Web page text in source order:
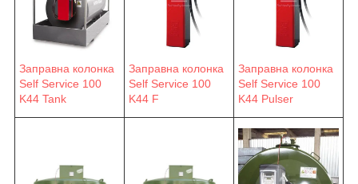
Заправна колонка
Self Service 100
K44 Tank
Заправна колонка
Self Service 100
K44 F
Заправна колонка
Self Service 100
K44 Pulser